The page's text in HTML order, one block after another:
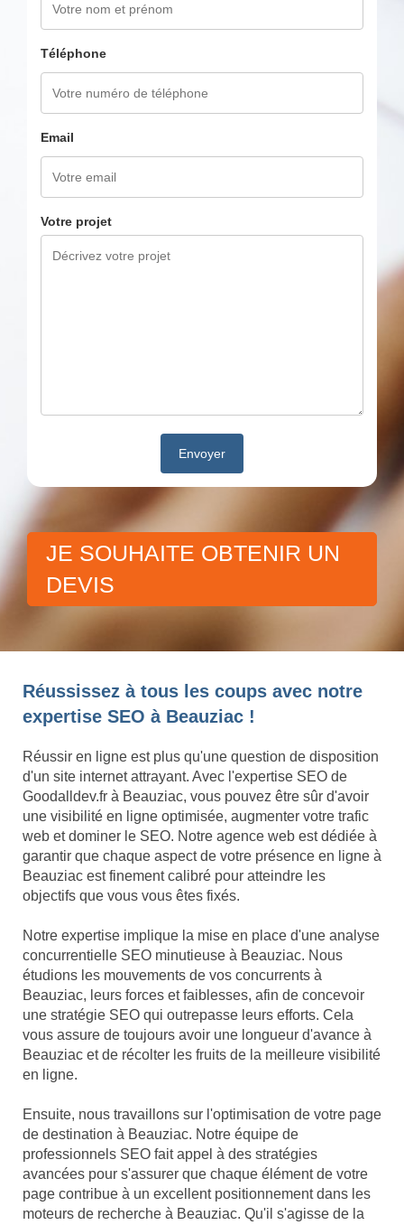
Téléphone
Email
Votre projet
JE SOUHAITE OBTENIR UN
DEVIS
Réussissez à tous les coups avec notre
expertise SEO à Beauziac !
Réussir en ligne est plus qu'une question de disposition
d'un site internet attrayant. Avec l'expertise SEO de
Goodalldev.fr à Beauziac, vous pouvez être sûr d'avoir
une visibilité en ligne optimisée, augmenter votre trafic
web et dominer le SEO. Notre agence web est dédiée à
garantir que chaque aspect de votre présence en ligne à
Beauziac est finement calibré pour atteindre les
objectifs que vous vous êtes fixés.
Notre expertise implique la mise en place d'une analyse
concurrentielle SEO minutieuse à Beauziac. Nous
étudions les mouvements de vos concurrents à
Beauziac, leurs forces et faiblesses, afin de concevoir
une stratégie SEO qui outrepasse leurs efforts. Cela
vous assure de toujours avoir une longueur d'avance à
Beauziac et de récolter les fruits de la meilleure visibilité
en ligne.
Ensuite, nous travaillons sur l'optimisation de votre page
de destination à Beauziac. Notre équipe de
professionnels SEO fait appel à des stratégies
avancées pour s'assurer que chaque élément de votre
page contribue à un excellent positionnement dans les
moteurs de recherche à Beauziac. Qu'il s'agisse de la